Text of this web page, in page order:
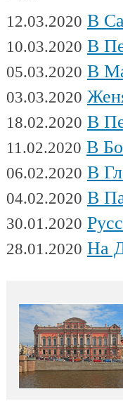
12.03.2020 В
10.03.2020 В
05.03.2020 В
03.03.2020 Женя
18.02.2020 В
11.02.2020 В
06.02.2020 В
04.02.2020 В
30.01.2020
28.01.2020 На